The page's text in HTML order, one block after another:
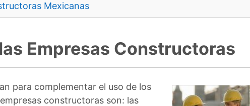
Mexicanas
Empresas Constructoras
para complementar el uso de los
constructoras son: las